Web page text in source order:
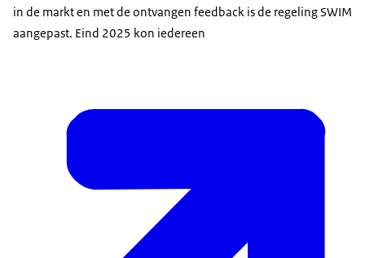
in de markt en met de ontvangen feedback is de regeling SWIM
aangepast. Eind 2025 kon iedereen